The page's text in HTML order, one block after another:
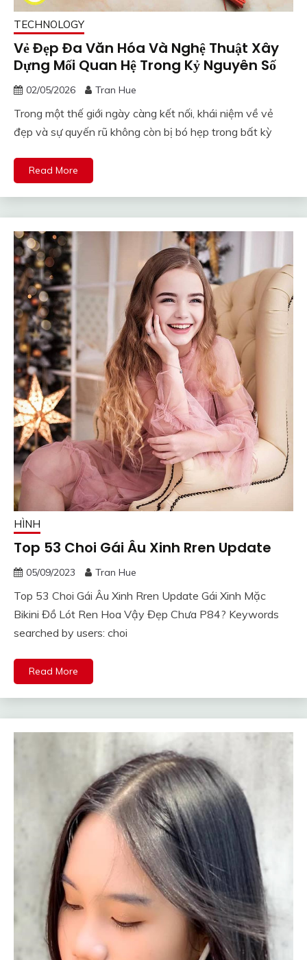
TECHNOLOGY
Vẻ Đẹp Đa Văn Hóa Và Nghệ Thuật Xây
Dựng Mối Quan Hệ Trong Kỷ Nguyên Số
02/05/2026 Tran Hue
Trong một thế giới ngày càng kết nối, khái niệm về vẻ
đẹp và sự quyến rũ không còn bị bó hẹp trong bất kỳ
Read More
HÌNH
Top 53 Choi Gái Âu Xinh Rren Update
05/09/2023 Tran Hue
Top 53 Choi Gái Âu Xinh Rren Update Gái Xinh Mặc
Bikini Đồ Lót Ren Hoa Vậy Đẹp Chưa P84? Keywords
searched by users: choi
Read More